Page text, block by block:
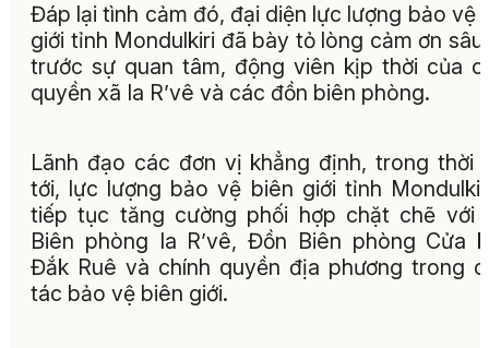
Đáp lại tình cảm đó, đại diện lực lượng bảo vệ
giới tỉnh Mondulkiri đã bày tỏ lòng cảm ơn sâu
trước sự quan tâm, động viên kịp thời của
quyền xã Ia R’vê và các đồn biên phòng.
Lãnh đạo các đơn vị khẳng định, trong thời
tới, lực lượng bảo vệ biên giới tỉnh
tiếp tục tăng cường phối hợp chặt chẽ với
Biên phòng Ia R’vê, Đồn Biên phòng Cửa
Đắk Ruê và chính quyền địa phương trong
tác bảo vệ biên giới.